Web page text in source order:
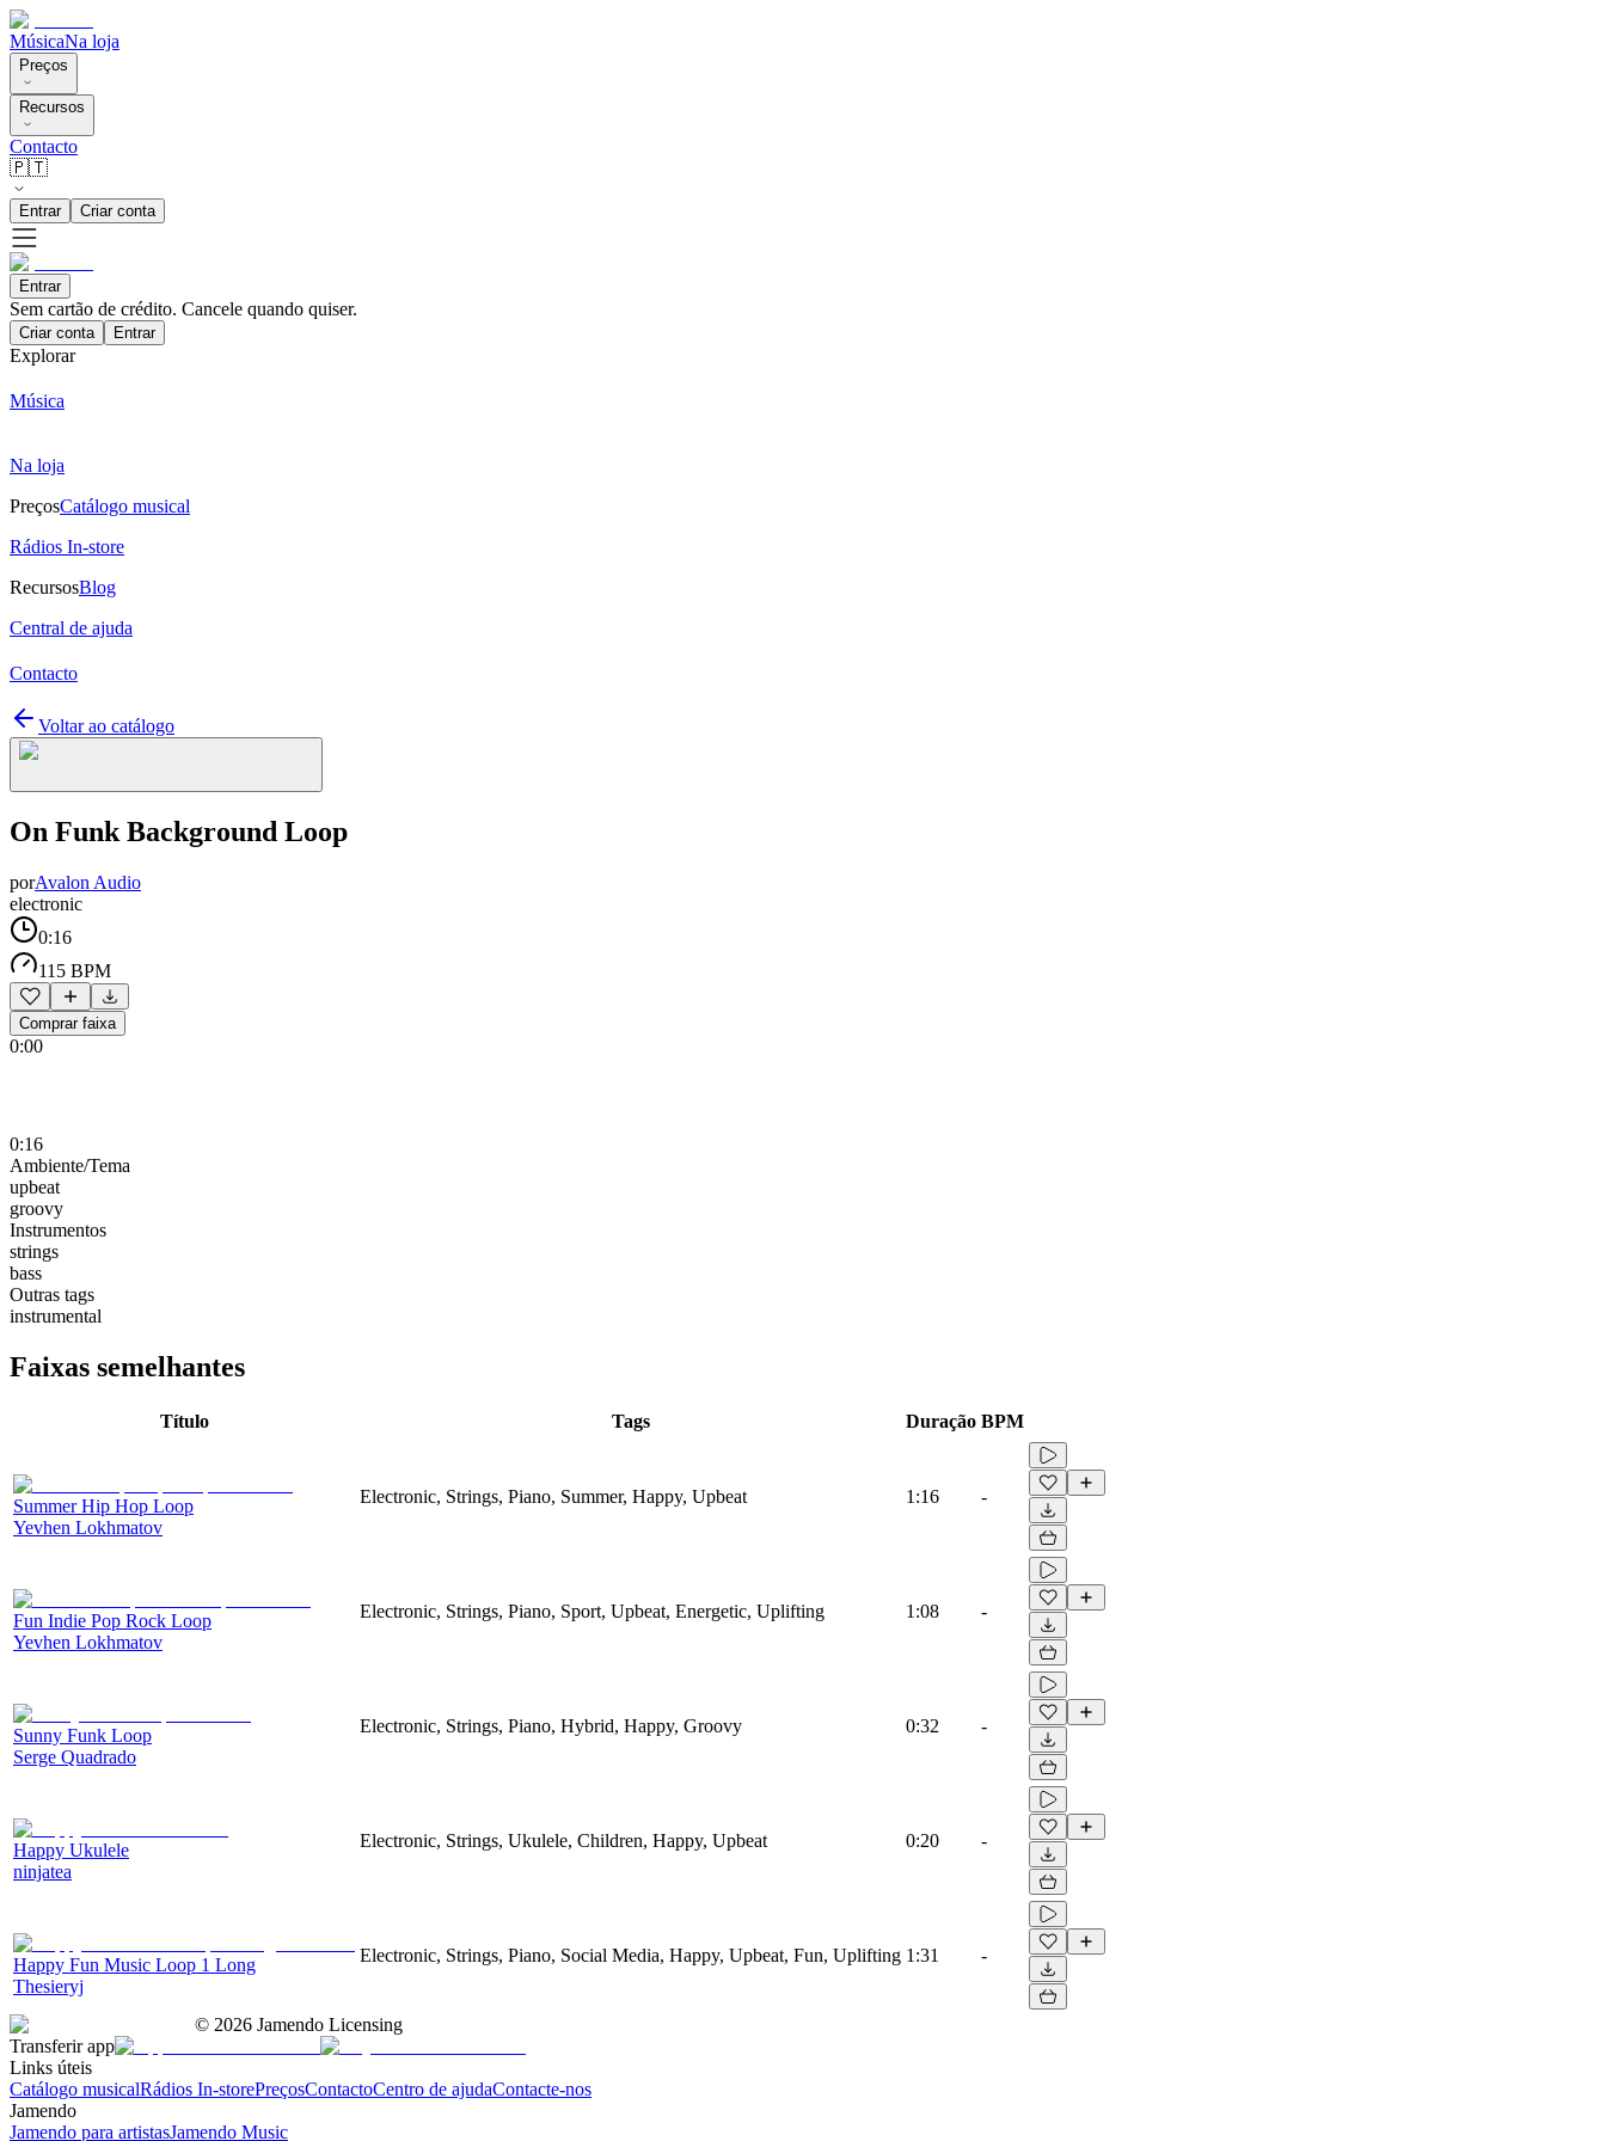
MúsicaNa loja
Preços
Recursos
Contacto
🇵🇹
Entrar Criar conta
Entrar
Sem cartão de crédito. Cancele quando quiser.
Criar conta Entrar
Explorar
Música
Na loja
PreçosCatálogo musical
Rádios In-store
RecursosBlog
Central de ajuda
Contacto
Voltar ao catálogo
On Funk Background Loop
porAvalon Audio
electronic
0:16
115 BPM
Comprar faixa
0:00
0:16
Ambiente/Tema
upbeat
groovy
Instrumentos
strings
bass
Outras tags
instrumental
Faixas semelhantes
Título Tags Duração BPM
Summer Hip Hop Loop
Yevhen Lokhmatov
Electronic, Strings, Piano, Summer, Happy, Upbeat 1:16 -
Fun Indie Pop Rock Loop
Yevhen Lokhmatov
Electronic, Strings, Piano, Sport, Upbeat, Energetic, Uplifting 1:08 -
Sunny Funk Loop
Serge Quadrado
Electronic, Strings, Piano, Hybrid, Happy, Groovy 0:32 -
Happy Ukulele
ninjatea
Electronic, Strings, Ukulele, Children, Happy, Upbeat 0:20 -
Happy Fun Music Loop 1 Long
Thesieryj
Electronic, Strings, Piano, Social Media, Happy, Upbeat, Fun, Uplifting 1:31 -
© 2026 Jamendo Licensing
Transferir app
Links úteis
Catálogo musicalRádios In-storePreçosContactoCentro de ajudaContacte-nos
Jamendo
Jamendo para artistasJamendo Music